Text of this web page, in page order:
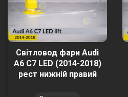
Світловод фари Audi
A6 C7 LED (2014-2018)
рест нижній правий